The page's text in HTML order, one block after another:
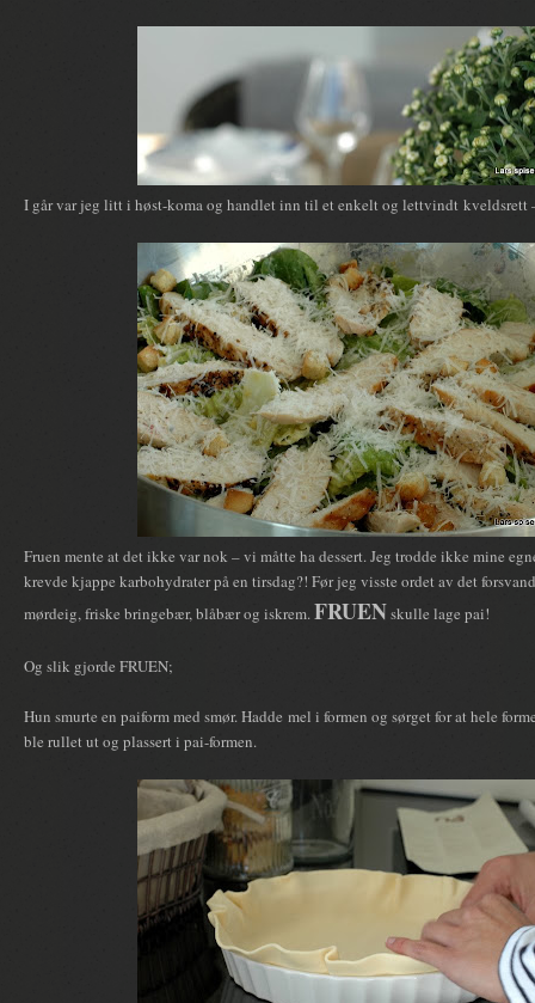
I går var jeg litt i høst-koma og handlet inn til et enkelt og lettvindt kveldsrett
Fruen mente at det ikke var nok – vi måtte ha dessert. Jeg trodde ikke mine
krevde kjappe karbohydrater på en tirsdag?! Før jeg visste ordet av det
mørdeig, friske bringebær, blåbær og iskrem.FRUENskulle lage pai!
Og slik gjorde FRUEN;
Hun smurte en paiform med smør. Hadde mel i formen og sørget for at hele
ble rullet ut og plassert i pai-formen.